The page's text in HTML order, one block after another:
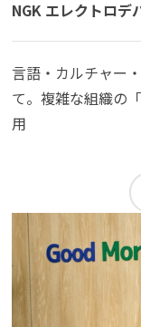
NGK エレクトロデ
言語・カルチャー
て。複雑な組織の
用